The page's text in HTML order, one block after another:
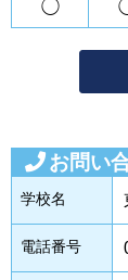
◯
お問い
学校名
電話番号